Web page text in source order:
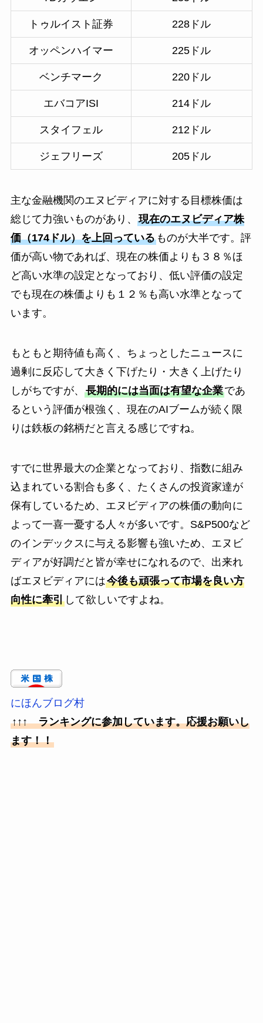
トゥルイスト証券 228ドル
オッペンハイマー 225ドル
ベンチマーク 220ドル
エバコアISI 214ドル
スタイフェル 212ドル
ジェフリーズ 205ドル
主な金融機関のエヌビディアに対する目標株価は
総じて力強いものがあり、 現在のエヌビディア株
価（174ドル）を上回っているものが大半です。評
価が高い物であれば、現在の株価よりも３８％ほ
ど高い水準の設定となっており、低い評価の設定
でも現在の株価よりも１２％も高い水準となって
います。
もともと期待値も高く、ちょっとしたニュースに
過剰に反応して大きく下げたり・大きく上げたり
しがちですが、 長期的には当面は有望な企業であ
るという評価が根強く、現在のAIブームが続く限
りは鉄板の銘柄だと言える感じですね。
すでに世界最大の企業となっており、指数に組み
込まれている割合も多く、たくさんの投資家達が
保有しているため、エヌビディアの株価の動向に
よって一喜一憂する人々が多いです。S&P500など
のインデックスに与える影響も強いため、エヌビ
ディアが好調だと皆が幸せになれるので、出来れ
ばエヌビディアには今後も頑張って市場を良い方
向性に牽引して欲しいですよね。
にほんブログ村
↑↑↑ ランキングに参加しています。応援お願いし
ます！！